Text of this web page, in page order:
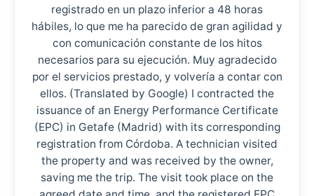
registrado en un plazo inferior a 48 horas
hábiles, lo que me ha parecido de gran agilidad y
con comunicación constante de los hitos
necesarios para su ejecución. Muy agradecido
por el servicios prestado, y volvería a contar con
ellos. (Translated by Google) I contracted the
issuance of an Energy Performance Certificate
(EPC) in Getafe (Madrid) with its corresponding
registration from Córdoba. A technician visited
the property and was received by the owner,
saving me the trip. The visit took place on the